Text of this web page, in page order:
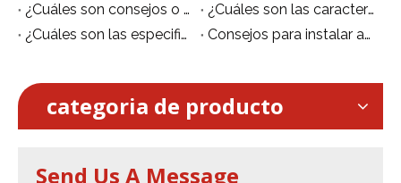
¿Cuáles son ​consejos o sugerencias para utilizar un andamio móvil de aluminio?
¿Cuáles son las características de la plataforma móvil de aluminio/andamio móvil?
¿Cuáles son las especificaciones de los andamios de aluminio?
Consejos para instalar andamios de aluminio de forma segura.
categoria de producto
Send Us A Message